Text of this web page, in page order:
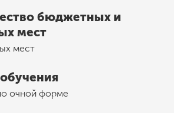
бюджетных и
мест
мест
очной форме